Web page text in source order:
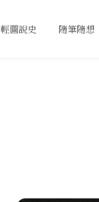
輕圖說史 隨筆隨想